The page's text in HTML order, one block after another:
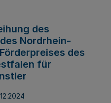
des
Nordrhein-
des
für